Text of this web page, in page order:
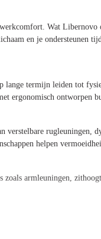
Wat Libernovo
en je ondersteunen
termijn leiden tot
ergonomisch ontworpen
rugleuningen,
helpen
armleuningen,